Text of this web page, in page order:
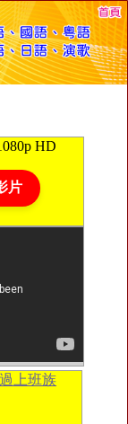
HD
片
上班族